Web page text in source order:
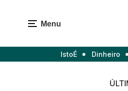
Menu
IstoÉ Dinheiro